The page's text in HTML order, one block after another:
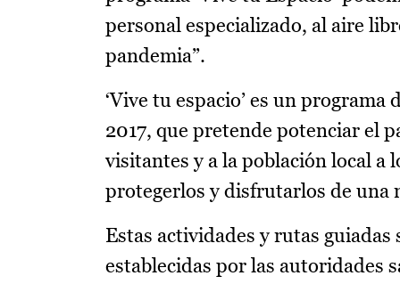
personal especializado, al aire
pandemia”.
‘Vive tu espacio’ es un
2017, que pretende potenciar el
visitantes y a la población local a
protegerlos y disfrutarlos de una
Estas actividades y rutas
establecidas por las autoridades